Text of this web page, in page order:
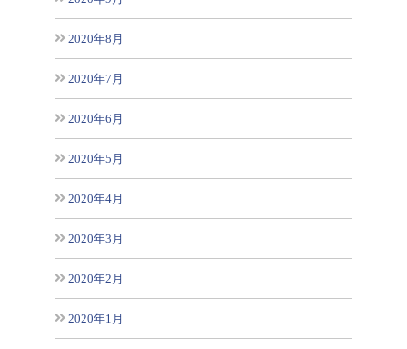
2020年8月
2020年7月
2020年6月
2020年5月
2020年4月
2020年3月
2020年2月
2020年1月